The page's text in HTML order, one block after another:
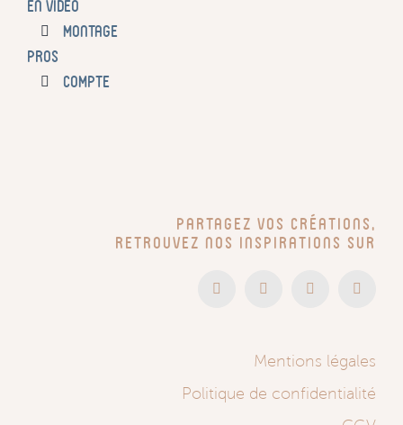
En vidéo
Montage
PROS
COMPTE
Partagez vos créations,
retrouvez nos inspirations sur
Mentions légales
Politique de confidentialité